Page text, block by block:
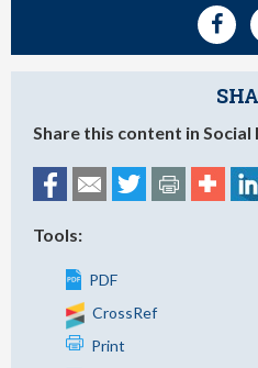
Share this content in Social
Tools:
PDF
CrossRef
Print